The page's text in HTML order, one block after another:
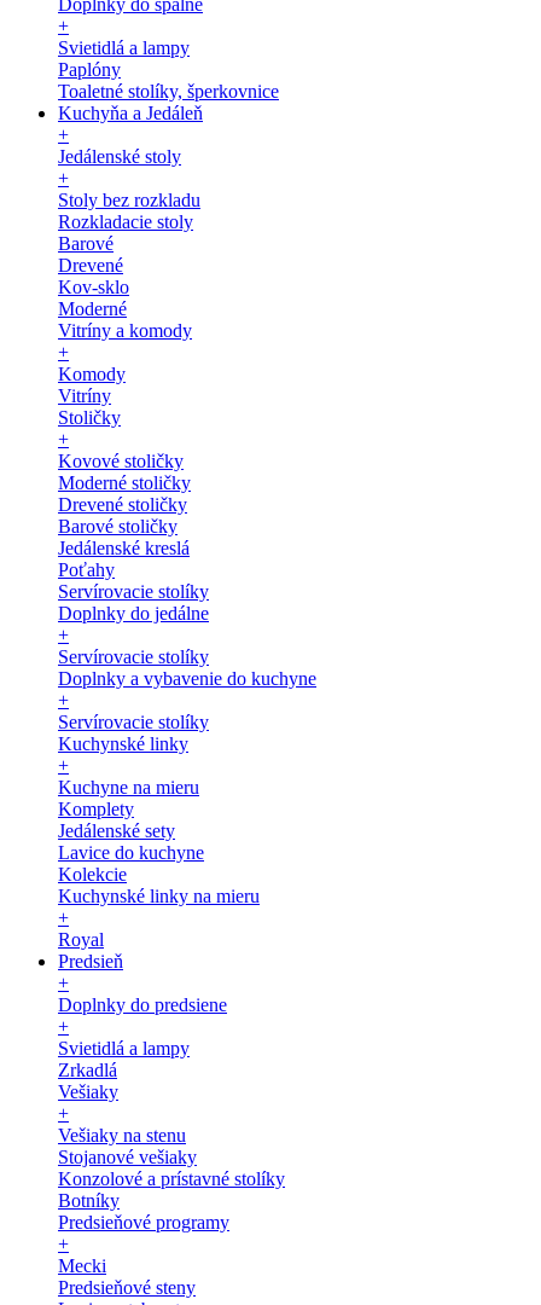
Doplnky do spálne
+
Svietidlá a lampy
Paplóny
Toaletné stolíky, šperkovnice
Kuchyňa a Jedáleň
+
Jedálenské stoly
+
Stoly bez rozkladu
Rozkladacie stoly
Barové
Drevené
Kov-sklo
Moderné
Vitríny a komody
+
Komody
Vitríny
Stoličky
+
Kovové stoličky
Moderné stoličky
Drevené stoličky
Barové stoličky
Jedálenské kreslá
Poťahy
Servírovacie stolíky
Doplnky do jedálne
+
Servírovacie stolíky
Doplnky a vybavenie do kuchyne
+
Servírovacie stolíky
Kuchynské linky
+
Kuchyne na mieru
Komplety
Jedálenské sety
Lavice do kuchyne
Kolekcie
Kuchynské linky na mieru
+
Royal
Predsieň
+
Doplnky do predsiene
+
Svietidlá a lampy
Zrkadlá
Vešiaky
+
Vešiaky na stenu
Stojanové vešiaky
Konzolové a prístavné stolíky
Botníky
Predsieňové programy
+
Mecki
Predsieňové steny